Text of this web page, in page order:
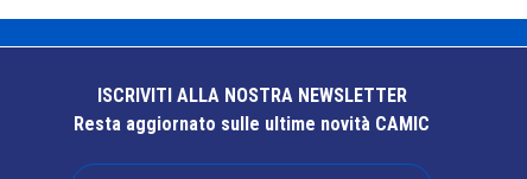
ISCRIVITI ALLA NOSTRA NEWSLETTER
Resta aggiornato sulle ultime novità CAMIC